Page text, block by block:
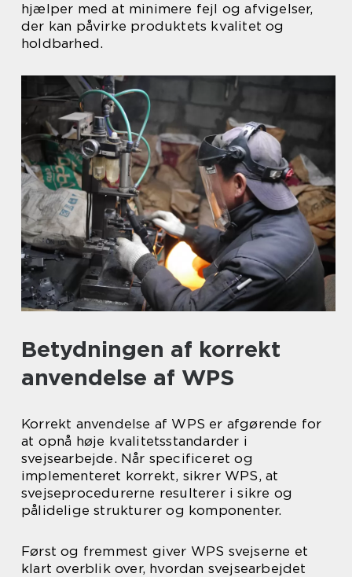
hjælper med at minimere fejl og afvigelser,
der kan påvirke produktets kvalitet og
holdbarhed.
Betydningen af korrekt
anvendelse af WPS
Korrekt anvendelse af WPS er afgørende for
at opnå høje kvalitetsstandarder i
svejsearbejde. Når specificeret og
implementeret korrekt, sikrer WPS, at
svejseprocedurerne resulterer i sikre og
pålidelige strukturer og komponenter.
Først og fremmest giver WPS svejserne et
klart overblik over, hvordan svejsearbejdet